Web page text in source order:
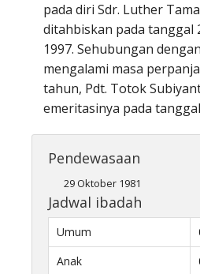
pada diri Sdr. Luther
ditahbiskan pada tanggal
1997. Sehubungan
mengalami masa
tahun, Pdt. Totok
emeritasinya pada
Pendewasaan
29 Oktober 1981
Jadwal ibadah
Umum
Anak